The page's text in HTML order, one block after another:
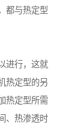
都与热定型
进行，这就
热定型的另
热定型所需
、热渗透时